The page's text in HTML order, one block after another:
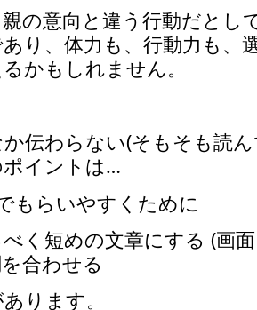
の意向と違う行動だとし
り、体力も、行動力も、
かもしれません。
伝わらない(そもそも読
ポイントは…
もらいやすくために
べく短めの文章にする (画
を合わせる
ります。